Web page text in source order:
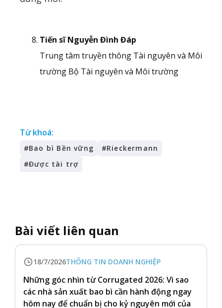
Tiến sĩ Nguyễn Đình Đáp
Trung tâm truyền thông Tài nguyên và Môi
trường Bộ Tài nguyên và Môi trường
Từ khoá:
#Bao bì Bền vững #Rieckermann
#Được tài trợ
Bài viết liên quan
18/7/2026THÔNG TIN DOANH NGHIỆP
Những góc nhìn từ Corrugated 2026: Vì sao
các nhà sản xuất bao bì cần hành động ngay
hôm nay để chuẩn bị cho kỷ nguyên mới của